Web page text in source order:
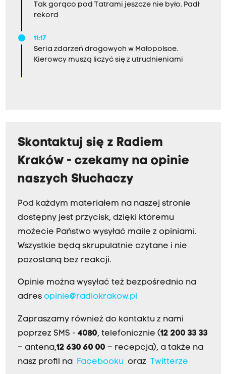
Tak gorąco pod Tatrami jeszcze nie było. Padł
rekord
11:17
Seria zdarzeń drogowych w Małopolsce.
Kierowcy muszą liczyć się z utrudnieniami
Skontaktuj się z Radiem
Kraków - czekamy na opinie
naszych Słuchaczy
Pod każdym materiałem na naszej stronie
dostępny jest przycisk, dzięki któremu
możecie Państwo wysyłać maile z opiniami.
Wszystkie będą skrupulatnie czytane i nie
pozostaną bez reakcji.
Opinie można wysyłać też bezpośrednio na
adres opinie@radiokrakow.pl
Zapraszamy również do kontaktu z nami
poprzez SMS - 4080, telefonicznie (12 200 33 33
– antena,12 630 60 00 – recepcja), a także na
nasz profil na
Facebookuoraz Twitterze